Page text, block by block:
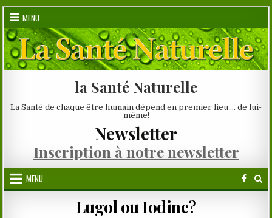
Skip
content
MENU
la Santé Naturelle
La Santé de chaque être humain dépend en premier lieu … de lui-
même!
Newsletter
Inscription à notre newsletter
MENU
Lugol ou Iodine?